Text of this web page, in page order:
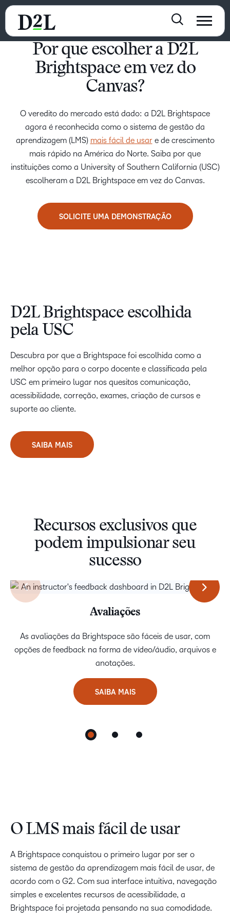
Por que escolher a D2L
Brightspace em vez do
Canvas?
O veredito do mercado está dado: a D2L Brightspace
agora é reconhecida como o sistema de gestão da
aprendizagem (LMS) mais fácil de usare de crescimento
mais rápido na América do Norte. Saiba por que
instituições como a University of Southern California (USC)
escolheram a D2L Brightspace em vez do Canvas.
SOLICITE UMA DEMONSTRAÇÃO
D2L Brightspace escolhida
pela USC
Descubra por que a Brightspace foi escolhida como a
melhor opção para o corpo docente e classificada pela
USC em primeiro lugar nos quesitos comunicação,
acessibilidade, correção, exames, criação de cursos e
suporte ao cliente.
SAIBA MAIS
Recursos exclusivos que
podem impulsionar seu
sucesso
Avaliações
As avaliações da Brightspace são fáceis de usar, com
opções de feedback na forma de vídeo/áudio, arquivos e
anotações.
SAIBA MAIS
Monitoramento do progresso
SAIBA MAIS
Vídeo em todos os lugares
Use vídeo em comunicados, atividades, discussões,
feedback e conteúdo de cursos. A Brightspace
disponibiliza aos professores funcionalidades integradas
de gravação, legendagem automática, edição e gestão da
biblioteca de vídeos.
O LMS mais fácil de usar
A Brightspace conquistou o primeiro lugar por ser o
sistema de gestão da aprendizagem mais fácil de usar, de
acordo com o G2. Com sua interface intuitiva, navegação
simples e excelentes recursos de acessibilidade, a
Brightspace foi projetada pensando na sua comodidade.